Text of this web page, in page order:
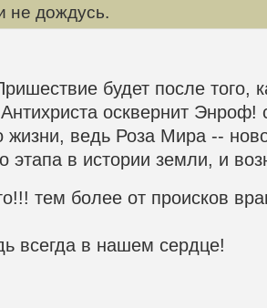
не дождусь.
будет после того,
осквернит Энроф!
жизни, ведь Роза Мира --
этапа в истории земли, и
тем более от происков
всегда в нашем сердце!